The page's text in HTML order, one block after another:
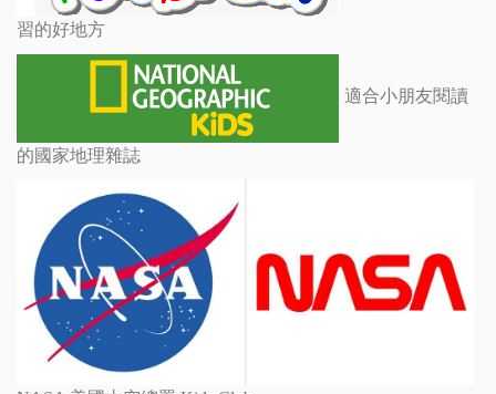
習的好地方
適合小朋友閱讀
的國家地理雜誌